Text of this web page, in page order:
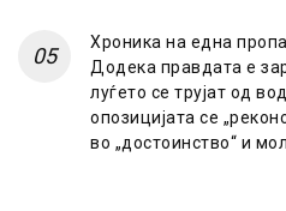
Хроника на една
Додека правдата е
луѓето се трујат од
опозицијата се
во „достоинство“ и